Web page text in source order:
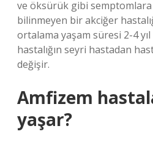
ve öksürük gibi
bilinmeyen bir akciğer
ortalama yaşam süresi 2-4
hastalığın seyri hastadan
değişir.
Amfizem
yaşar?